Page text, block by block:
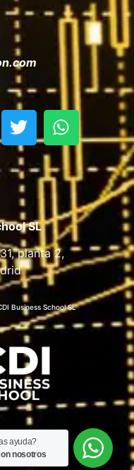
SL
planta 2,
Business School SL
School
ayuda?
nosotros